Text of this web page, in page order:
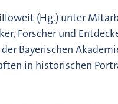
(Hg.) unter
Forscher und
Bayerischen
in historischen